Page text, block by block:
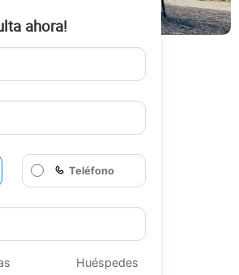
ahora!
Teléfono
Huéspedes